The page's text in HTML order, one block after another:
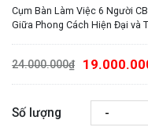
Cụm Bàn Làm Việc 6 Người
Giữa Phong Cách Hiện Đại và
24.000.000₫
Số lượng -